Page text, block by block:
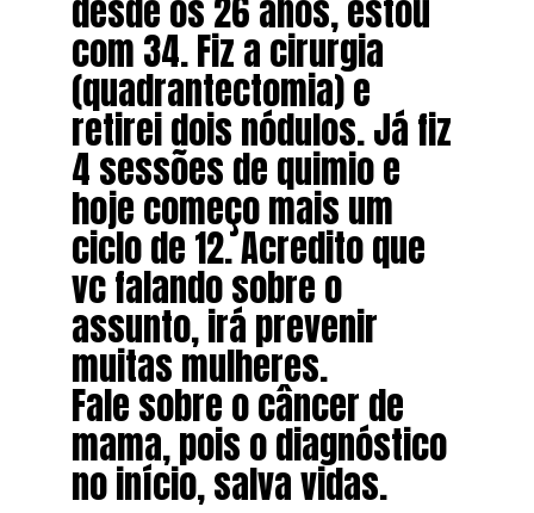
desde os 26 anos, estou
com 34. Fiz a cirurgia
(quadrantectomia) e
retirei dois nódulos. Já fiz
4 sessões de quimio e
hoje começo mais um
ciclo de 12. Acredito que
vc falando sobre o
assunto, irá prevenir
muitas mulheres.
Fale sobre o câncer de
mama, pois o diagnóstico
no início, salva vidas.